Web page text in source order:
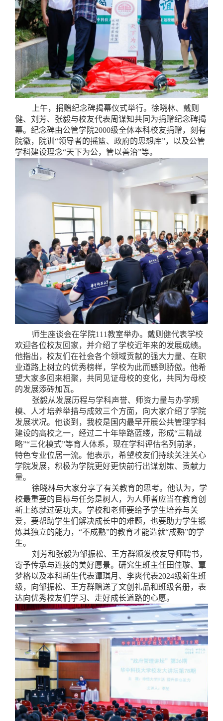
上午，捐赠纪念碑揭幕仪式举行。徐晓林、戴则
健、刘芳、张毅与校友代表周谋知共同为捐赠纪念碑揭
幕。纪念碑由公管学院2000级全体本科校友捐赠，刻有
院徽，院训“领导者的摇篮、政府的思想库”，以及公管
学科建设理念“天下为公，管以善治”等。
师生座谈会在学院111教室举办。戴则健代表学校
欢迎各位校友回家，并介绍了学校近年来的发展成绩。
他指出，校友们在社会各个领域贡献的强大力量、在职
业道路上树立的优秀榜样，学校为此而感到骄傲。他希
望大家多回来相聚，共同见证母校的变化，共同为母校
的发展添砖加瓦。
张毅从发展历程与学科声誉、师资力量与办学规
模、人才培养举措与成效三个方面，向大家介绍了学院
发展状况。他谈到，我校是国内最早开展公共管理学科
建设的高校之一，经过二十年筚路蓝缕，形成“三精战
略”“三化模式”等育人体系，现在学科评估名列前茅，
特色专业位居一流。他表示，希望校友们持续关注关心
学院发展，积极为学院更好更快前行出谋划策、贡献力
量。
徐晓林与大家分享了有关教育的思考。他认为，学
校最重要的目标与任务是树人，为人师者应当在教育创
新上练就过硬功夫。学校和老师要给予学生培养与关
爱，要帮助学生们解决成长中的难题，也要助力学生锻
炼其独立的能力，“不成熟”的教育才能造就“成熟”的学
生。
刘芳和张毅为邹振松、王方群颁发校友导师聘书，
寄予传承与连接的美好愿景。研究生班主任田佳璇、覃
梦格以及本科新生代表谭琪月、李爽代表2024级新生班
级，向邹振松、王方群赠送了文创礼品和班级名册，表
达向优秀校友们学习、走好成长道路的心愿。